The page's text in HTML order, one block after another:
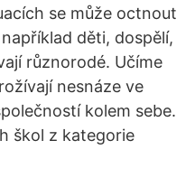
se může octnout
děti, dospělí,
různorodé. Učíme
nesnáze ve
kolem sebe.
škol z kategorie